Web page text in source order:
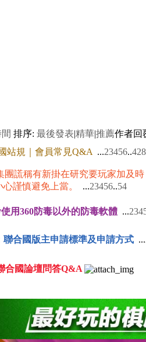
排序: 最後發表|精華|推薦作者回
站規｜會員常見Q&A ...23456..
團謊稱有新掛在研究要玩家加及
心謹慎避免上當。
...23456..54
用360防毒以外的防毒軟體 ...234
聯合國版主申請標準及申請方式 ...
合國論壇問答Q&A